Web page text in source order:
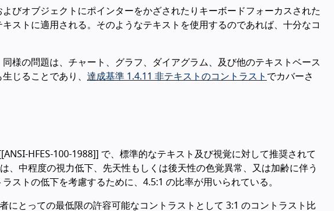
びオブジェクトにポインターをかざされたりキーボードフォーカスされた
ストに適用される。そのようなテキストを使用するのであれば、十分なコ
様の問題は、チャート、グラフ、ダイアグラム、及び他のテキストベース
じることであり、 達成基準 1.4.11 非テキストのコントラスト でカバーさ
HFES-100-1988]] で、標準的なテキスト及び視覚に対して推奨されて
、中程度の視力低下、先天性もしくは後天性の色覚異常、又は加齢に伴う
ストの低下を考慮するために、4.5:1 の比率が用いられている。
にとっての最低限の許容可能なコントラストとして 3:1 のコントラスト比